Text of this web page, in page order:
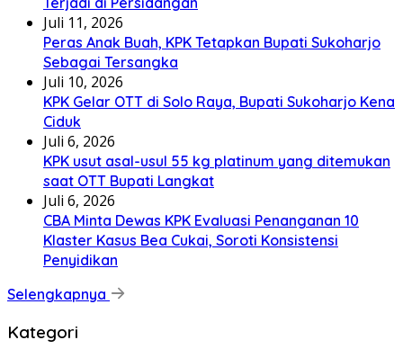
Juli 11, 2026
Peras Anak Buah, KPK Tetapkan Bupati Sukoharjo
Sebagai Tersangka
Juli 10, 2026
KPK Gelar OTT di Solo Raya, Bupati Sukoharjo Kena
Ciduk
Juli 6, 2026
KPK usut asal-usul 55 kg platinum yang ditemukan
saat OTT Bupati Langkat
Juli 6, 2026
CBA Minta Dewas KPK Evaluasi Penanganan 10
Klaster Kasus Bea Cukai, Soroti Konsistensi
Penyidikan
Selengkapnya
Kategori